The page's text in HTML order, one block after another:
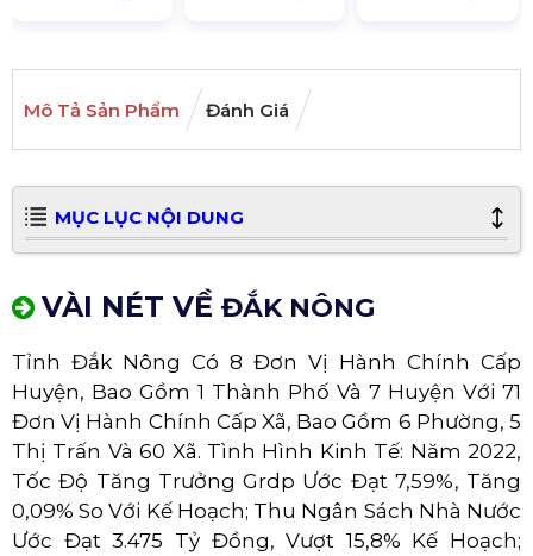
Mô Tả Sản Phẩm Đánh Giá
MỤC LỤC NỘI DUNG
VÀI NÉT VỀ ĐẮK NÔNG
Tỉnh Đắk Nông Có 8 Đơn Vị Hành Chính Cấp
Huyện, Bao Gồm 1 Thành Phố Và 7 Huyện Với 71
Đơn Vị Hành Chính Cấp Xã, Bao Gồm 6 Phường, 5
Thị Trấn Và 60 Xã. Tình Hình Kinh Tế: Năm 2022,
Tốc Độ Tăng Trưởng Grdp Ước Đạt 7,59%, Tăng
0,09% So Với Kế Hoạch; Thu Ngân Sách Nhà Nước
Ước Đạt 3.475 Tỷ Đồng, Vượt 15,8% Kế Hoạch;